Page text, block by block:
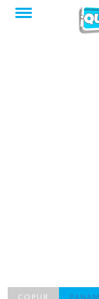
COPUR PANAM